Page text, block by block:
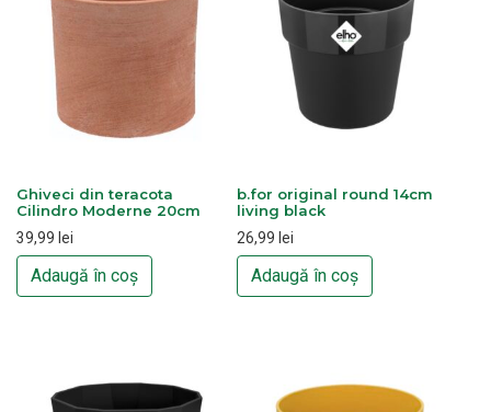
Ghiveci din teracota
Cilindro Moderne 20cm
39,99 lei
Adaugă în coș
b.for original round 14cm
living black
26,99 lei
Adaugă în coș